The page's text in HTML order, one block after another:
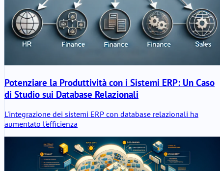
Potenziare la Produttività con i Sistemi ERP: Un Caso
di Studio sui Database Relazionali
L'integrazione dei sistemi ERP con database relazionali ha
aumentato l'efficienza